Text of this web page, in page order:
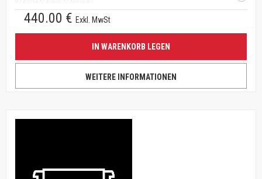
440.00 € Exkl. MwSt
IN WARENKORB LEGEN
WEITERE INFORMATIONEN